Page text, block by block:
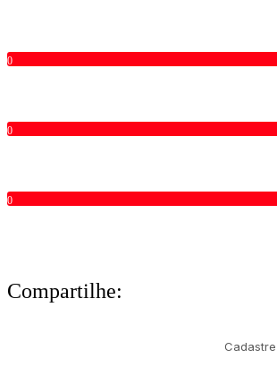
0
0
0
Compartilhe: